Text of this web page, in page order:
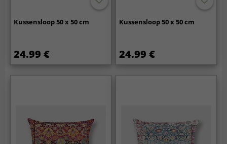
Kussensloop 50 x 50 cm
24.99 €
Kussensloop 50 x 50 cm
24.99 €